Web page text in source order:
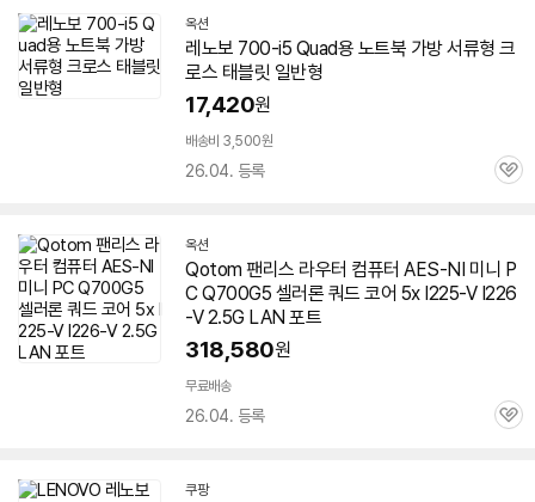
옥션
레노보 700-i5 Quad용 노트북 가방 서류형 크
로스 태블릿 일반형
17,420원
배송비 3,500원
26.04. 등록
관
옥션
Qotom 팬리스 라우터 컴퓨터 AES-NI 미니 P
C Q700G5 셀러론 쿼드 코어 5x I225-V I226
-V 2.5G LAN 포트
318,580원
무료배송
26.04. 등록
관
쿠팡